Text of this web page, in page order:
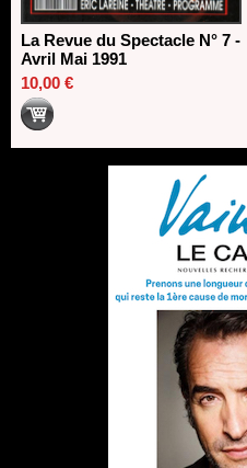
La Revue du Spectacle N° 7 -
Avril Mai 1991
10,00 €